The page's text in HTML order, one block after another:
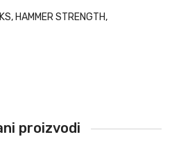
, HAMMER STRENGTH,
proizvodi